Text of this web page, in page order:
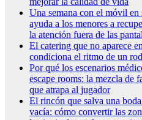
Una semana con el móvil
ayuda a los menores a
la atención fuera de las
El catering que no aparece
condiciona el ritmo de un
Por qué los escenarios
escape rooms: la mezcla de
que atrapa al jugador
El rincón que salva una
vacía: cómo convertir las